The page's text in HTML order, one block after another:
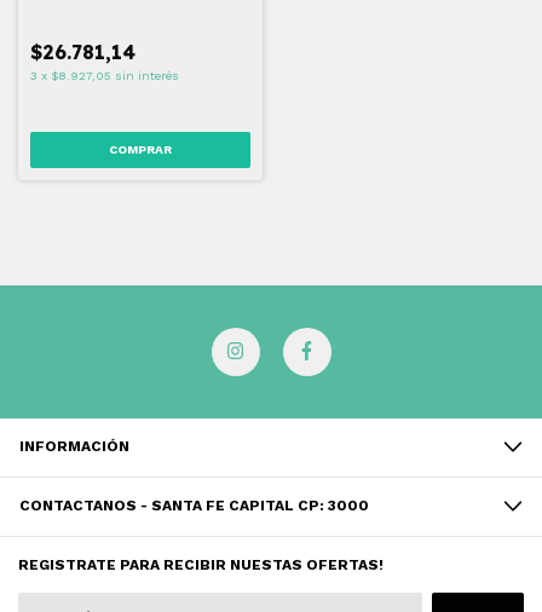
$26.781,14
3 x $8.927,05 sin interés
INFORMACIÓN
CONTACTANOS - SANTA FE CAPITAL CP: 3000
REGISTRATE PARA RECIBIR NUESTAS OFERTAS!